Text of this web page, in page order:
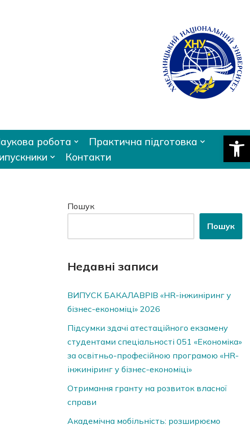
робота
Практична підготовка
Контакти
Пошук
Пошук
Недавні записи
ВИПУСК БАКАЛАВРІВ «HR-інжиніринг у
бізнес-економіці» 2026
Підсумки здачі атестаційного екзамену
студентами спеціальності 051 «Економіка»
за освітньо-професійною програмою «HR-
інжиніринг у бізнес-економіці»
Отримання гранту на розвиток власної
справи
Академічна мобільність: розширюємо